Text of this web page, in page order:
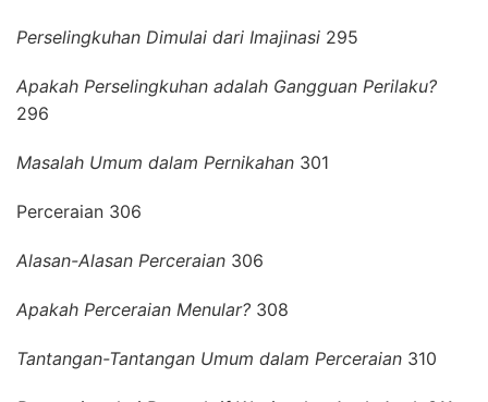
Perselingkuhan Dimulai dari Imajinasi 295
Apakah Perselingkuhan adalah Gangguan Perilaku?
296
Masalah Umum dalam Pernikahan 301
Perceraian 306
Alasan-Alasan Perceraian 306
Apakah Perceraian Menular? 308
Tantangan-Tantangan Umum dalam Perceraian 310